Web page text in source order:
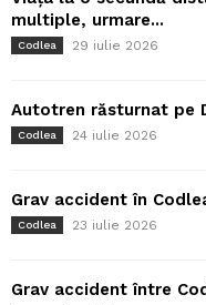
multiple, urmare...
Codlea 29 iulie 2026
Autotren răsturnat pe
Codlea 24 iulie 2026
Grav accident în
Codlea 23 iulie 2026
Grav accident între